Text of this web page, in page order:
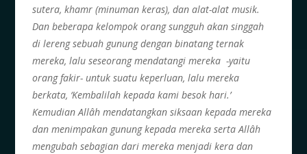
sutera, khamr (minuman keras), dan alat-alat musik.
Dan beberapa kelompok orang sungguh akan singgah
di lereng sebuah gunung dengan binatang ternak
mereka, lalu seseorang mendatangi mereka -yaitu
orang fakir-untuk suatu keperluan, lalu mereka
berkata, ‘Kembalilah kepada kami besok hari.’
Kemudian Allâh mendatangkan siksaan kepadamereka
dan menimpakan gunung kepadamereka serta Allâh
mengubah sebagian darimereka menjadi kera dan